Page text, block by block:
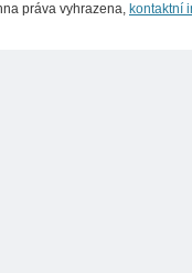
práva vyhrazena, kontaktní